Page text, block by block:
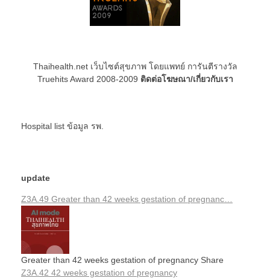
Thaihealth.net เว็บไซต์สุขภาพ โดยแพทย์ การันตีรางวัล
Truehits Award 2008-2009 ติดต่อโฆษณา/เกี่ยวกับเรา
Hospital list ข้อมูล รพ.
update
Z3A.49 Greater than 42 weeks gestation of pregnanc…
Greater than 42 weeks gestation of pregnancy Share
Z3A.42 42 weeks gestation of pregnancy